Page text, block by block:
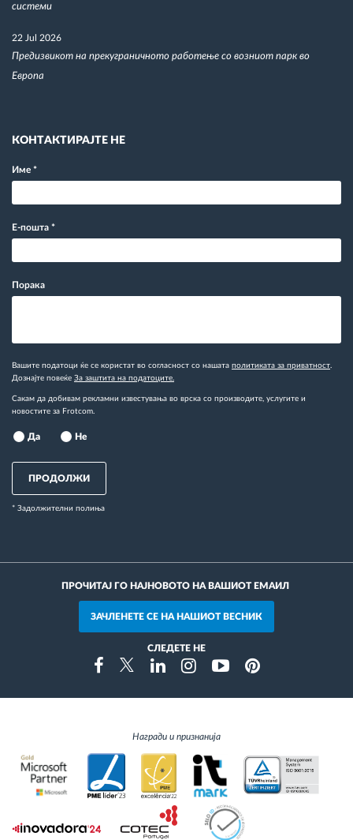
системи
22 Jul 2026
Предизвикот на прекуграничното работење со возниот парк во
Европа
КОНТАКТИРАЈТЕ НЕ
Име *
Е-пошта *
Порака
Вашите податоци ќе се користат во согласност со нашата политиката за приватност
Дознајте повеќе За заштита на податоците.
Сакам да добивам рекламни известувања во врска со производите, услугите и
новостите за Frotcom.
Да Не
ПРОДОЛЖИ
* Задолжителни полиња
ПРОЧИТАЈ ГО НАЈНОВОТО НА ВАШИОТ ЕМАИЛ
ЗАЧЛЕНЕТЕ СЕ НА НАШИОТ ВЕСНИК
СЛЕДЕТЕ НЕ
FacebookTwitterLinkedinInstragramYoutubePinterest
Награди и признанија